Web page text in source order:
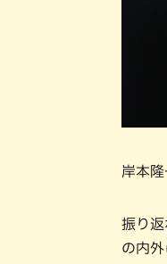
岸本
振り
の内